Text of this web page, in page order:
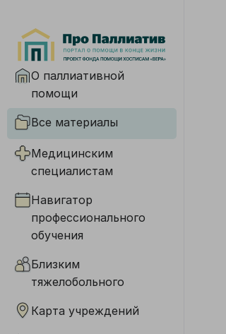
О паллиативной
помощи
Все материалы
Медицинским
специалистам
Навигатор
профессионального
обучения
Близким
тяжелобольного
Карта учреждений